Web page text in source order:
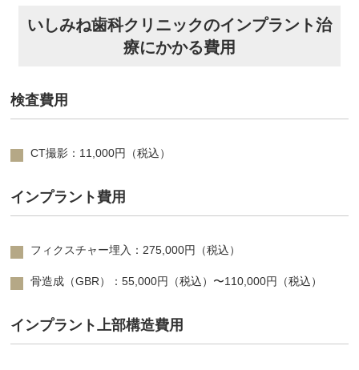
いしみね歯科クリニックのインプラント治
療にかかる費用
検査費用
CT撮影：11,000円（税込）
インプラント費用
フィクスチャー埋入：275,000円（税込）
骨造成（GBR）：55,000円（税込）〜110,000円（税込）
インプラント上部構造費用